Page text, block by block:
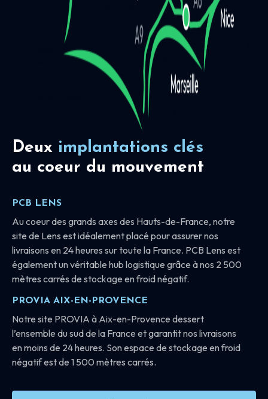
Deux implantations clés
au coeur du mouvement
PCB LENS
Au coeur des grands axes des Hauts-de-France, notre
site de Lens est idéalement placé pour assurer nos
livraisons en 24 heures sur toute la France. PCB Lens est
également un véritable hub logistique grâce à nos 2 500
mètres carrés de stockage en froid négatif.
PROVIA AIX-EN-PROVENCE
Notre site PROVIA à Aix-en-Provence dessert
l’ensemble du sud de la France et garantit nos livraisons
en moins de 24 heures. Son espace de stockage en froid
négatif est de 1 500 mètres carrés.